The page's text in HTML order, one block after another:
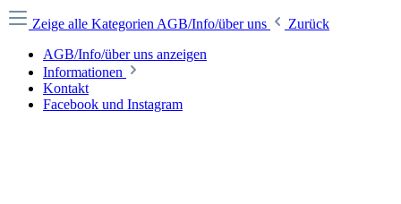
Zeige alle Kategorien AGB/Info/über uns
Zurück
AGB/Info/über uns anzeigen
Informationen
Kontakt
Facebook und Instagram